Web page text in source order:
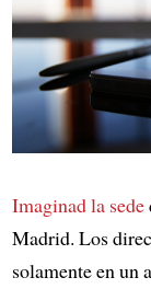
Imaginad la sede
Madrid. Los
solamente en un